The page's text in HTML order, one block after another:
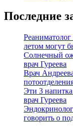
Последние
летом могут
Солнечный
врач Гуреева
Врач
Эти 3
врач Гуреева
говорить о